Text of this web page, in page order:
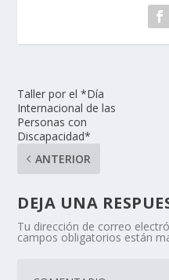
Taller por el *Día
Internacional de las
Personas con
Discapacidad*
ANTERIOR
DEJA UNA
Tu dirección de correo
campos obligatorios están